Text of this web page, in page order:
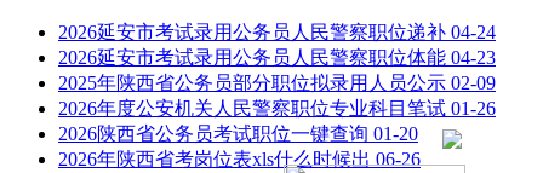
2026延安市考试录用公务员人民警察职位递补 04-24
2026延安市考试录用公务员人民警察职位体能 04-23
2025年陕西省公务员部分职位拟录用人员公示 02-09
2026年度公安机关人民警察职位专业科目笔试 01-26
2026陕西省公务员考试职位一键查询 01-20
2026年陕西省考岗位表xls什么时候出 06-26